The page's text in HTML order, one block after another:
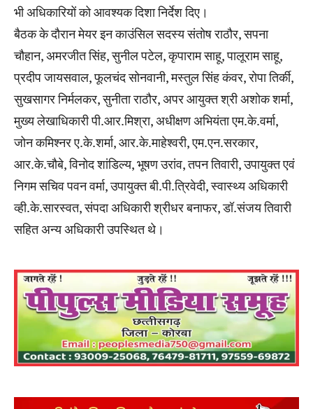
भी अधिकारियों को आवश्यक दिशा निर्देश दिए।
बैठक के दौरान मेयर इन काउंसिल सदस्य संतोष राठौर, सपना
चौहान, अमरजीत सिंह, सुनील पटेल, कृपाराम साहू, पालूराम साहू,
प्रदीप जायसवाल, फूलचंद सोनवानी, मस्तुल सिंह कंवर, रोपा तिर्की,
सुखसागर निर्मलकर, सुनीता राठौर, अपर आयुक्त श्री अशोक शर्मा,
मुख्य लेखाधिकारी पी.आर.मिश्रा, अधीक्षण अभियंता एम.के.वर्मा,
जोन कमिश्नर ए.के.शर्मा, आर.के.माहेश्वरी, एम.एन.सरकार,
आर.के.चौबे, विनोद शांडिल्य, भूषण उरांव, तपन तिवारी, उपायुक्त एवं
निगम सचिव पवन वर्मा, उपायुक्त बी.पी.त्रिवेदी, स्वास्थ्य अधिकारी
व्ही.के.सारस्वत, संपदा अधिकारी श्रीधर बनाफर, डॉ.संजय तिवारी
सहित अन्य अधिकारी उपस्थित थे।